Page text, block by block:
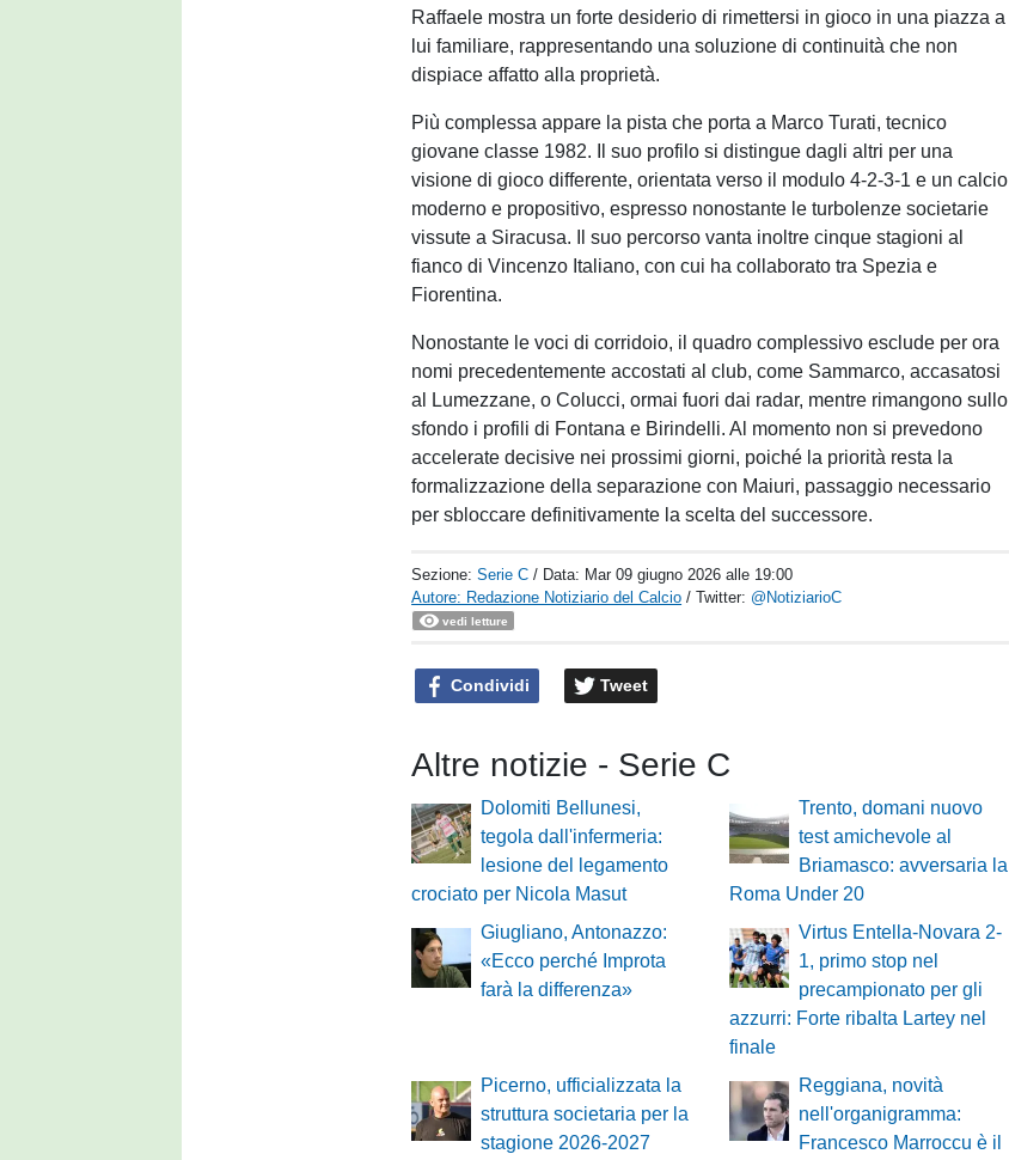
Raffaele mostra un forte desiderio di rimettersi in gioco in una piazza a
lui familiare, rappresentando una soluzione di continuità che non
dispiace affatto alla proprietà.
Più complessa appare la pista che porta a Marco Turati, tecnico
giovane classe 1982. Il suo profilo si distingue dagli altri per una
visione di gioco differente, orientata verso il modulo 4-2-3-1 e un calcio
moderno e propositivo, espresso nonostante le turbolenze societarie
vissute a Siracusa. Il suo percorso vanta inoltre cinque stagioni al
fianco di Vincenzo Italiano, con cui ha collaborato tra Spezia e
Fiorentina.
Nonostante le voci di corridoio, il quadro complessivo esclude per ora
nomi precedentemente accostati al club, come Sammarco, accasatosi
al Lumezzane, o Colucci, ormai fuori dai radar, mentre rimangono sullo
sfondo i profili di Fontana e Birindelli. Al momento non si prevedono
accelerate decisive nei prossimi giorni, poiché la priorità resta la
formalizzazione della separazione con Maiuri, passaggio necessario
per sbloccare definitivamente la scelta del successore.
Sezione:Serie C / Data: Mar 09 giugno 2026 alle 19:00
Autore: Redazione Notiziario del Calcio / Twitter: @NotiziarioC
vedi letture
Condividi Tweet
Altre notizie - Serie C
Dolomiti Bellunesi,
tegola dall'infermeria:
lesione del legamento
crociato per Nicola Masut
Trento, domani nuovo
test amichevole al
Briamasco: avversaria la
Roma Under 20
Giugliano, Antonazzo:
«Ecco perché Improta
farà la differenza»
Virtus Entella-Novara 2-
1, primo stop nel
precampionato per gli
azzurri: Forte ribalta Lartey nel
finale
Picerno, ufficializzata la
struttura societaria per la
stagione 2026-2027
Reggiana, novità
nell'organigramma:
Francesco Marroccu è il